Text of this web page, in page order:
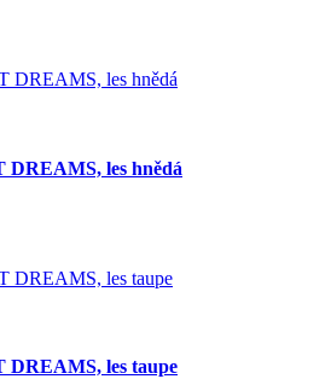
DREAMS, les hnědá
DREAMS, les taupe